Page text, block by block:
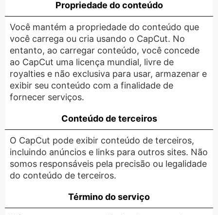
Propriedade do conteúdo
Você mantém a propriedade do conteúdo que
você carrega ou cria usando o CapCut. No
entanto, ao carregar conteúdo, você concede
ao CapCut uma licença mundial, livre de
royalties e não exclusiva para usar, armazenar e
exibir seu conteúdo com a finalidade de
fornecer serviços.
Conteúdo de terceiros
O CapCut pode exibir conteúdo de terceiros,
incluindo anúncios e links para outros sites. Não
somos responsáveis ​​pela precisão ou legalidade
do conteúdo de terceiros.
Término do serviço